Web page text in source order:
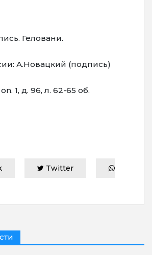
Геловани.
А.Новацкий (подпись)
1, д. 96, л. 62-65 об.
Twitter